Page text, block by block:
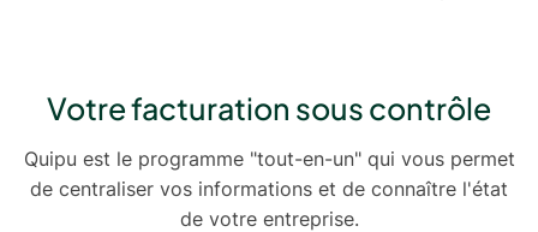
Votre facturation sous contrôle
Quipu est le programme "tout-en-un" qui vous permet
de centraliser vos informations et de connaître l'état
de votre entreprise.